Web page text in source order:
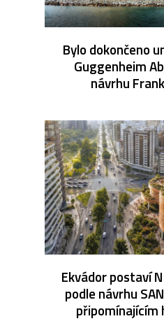
Bylo dokončeno
Guggenheim
návrhu
Ekvádor postaví
podle návrhu
připomínajícím